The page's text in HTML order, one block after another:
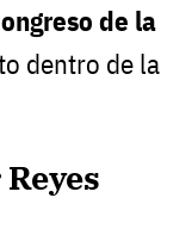
de la
dentro de la